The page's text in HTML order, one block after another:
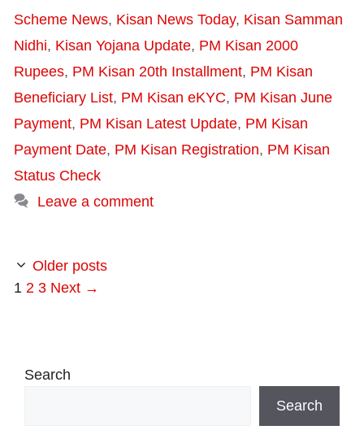
Scheme News, Kisan News Today, Kisan Samman
Nidhi, Kisan Yojana Update, PM Kisan 2000
Rupees, PM Kisan 20th Installment, PM Kisan
Beneficiary List, PM Kisan eKYC, PM Kisan June
Payment, PM Kisan Latest Update, PM Kisan
Payment Date, PM Kisan Registration, PM Kisan
Status Check
Leave a comment
Older posts
Page
1 Page
2 Page
3 Next →
Search
Search